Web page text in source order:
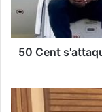
50 Cent